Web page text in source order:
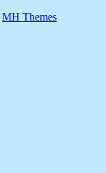
MH Themes